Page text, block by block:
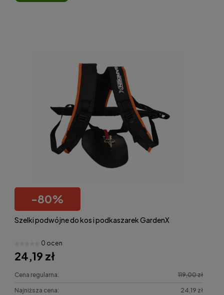
-80%
Szelki podwójne do kos i podkaszarek GardenX
0 ocen
24,19 zł
Cena regularna: 119,00 zł
Najniższa cena: 24,19 zł